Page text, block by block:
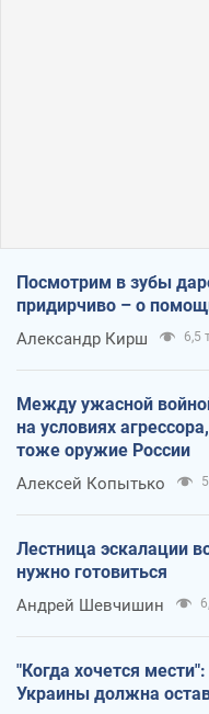
Посмотрим в зубы
придирчиво – о
Александр Кирш 6,5
Между ужасной
на условиях
тоже оружие России
Алексей Копытько
Лестница эскалации
нужно готовиться
Андрей Шевчишин
"Когда хочется
Украины должна